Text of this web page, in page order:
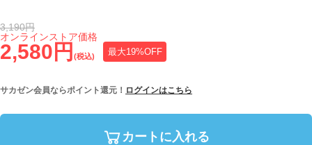
2,580円 (税込) 最大19%OFF
オンラインストア価格
3,190円
サカゼン会員ならポイント還元！ ログインはこちら
カートに入れる